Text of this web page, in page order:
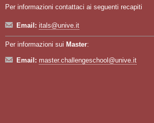
Per informazioni contattaci ai seguenti recapiti
Email: itals@unive.it
Per informazioni sui Master:
Email: master.challengeschool@unive.it